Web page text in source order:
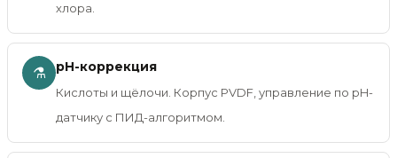
хлора.
⚗ pH-коррекция
Кислоты и щёлочи. Корпус PVDF, управление по pH-
датчику с ПИД-алгоритмом.